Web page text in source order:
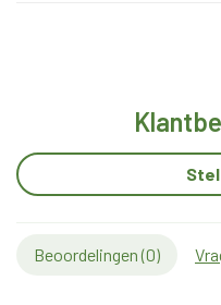
Beoordelingen (0)